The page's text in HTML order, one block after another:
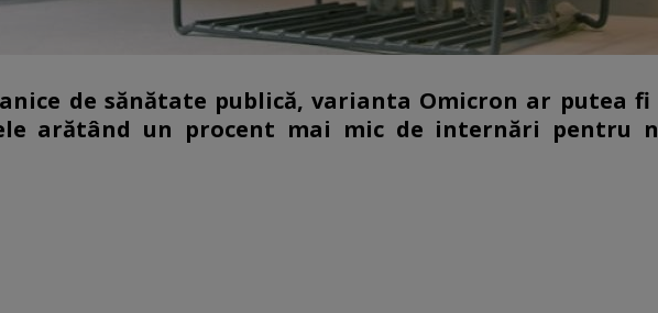
de sănătate publică, varianta Omicron ar putea fi
arătând un procent mai mic de internări pentru